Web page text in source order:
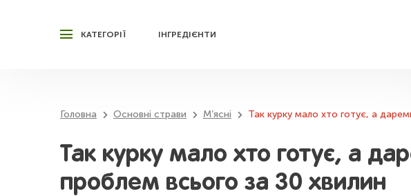
КАТЕГОРІЇ ІНГРЕДІЄНТИ
Головна Основні страви М’ясні Так курку мало хто готує, а
Так курку мало хто готує, а
проблем всього за 30 хвилин